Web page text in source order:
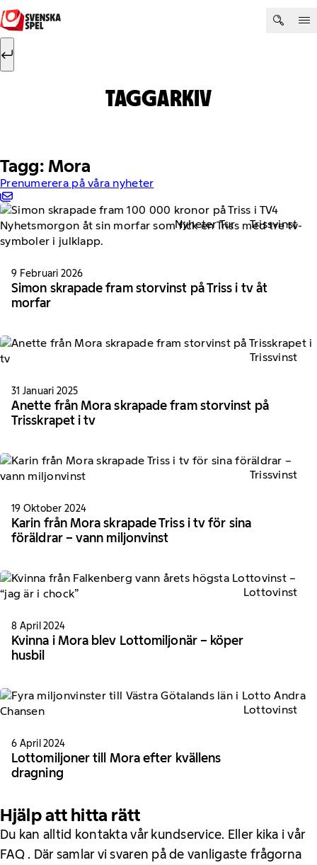
Hoppa till innehåll
Sök efter:
TAGGARKIV
Tagg: Mora
Prenumerera på våra nyheter
Nyheter Tur Trissvinst
9 Februari 2026
Simon skrapade fram storvinst på Triss i tv åt
morfar
Trissvinst
31 Januari 2025
Anette från Mora skrapade fram storvinst på
Trisskrapet i tv
Trissvinst
19 Oktober 2024
Karin från Mora skrapade Triss i tv för sina
föräldrar – vann miljonvinst
Lottovinst
8 April 2024
Kvinna i Mora blev Lottomiljonär – köper
husbil
Lottovinst
6 April 2024
Lottomiljoner till Mora efter kvällens
dragning
Hjälp att hitta rätt
Du kan alltid kontakta vår kundservice. Eller kika i vår
FAQ . Där samlar vi svaren på de vanligaste frågorna